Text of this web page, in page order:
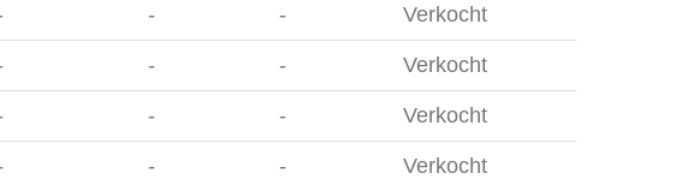
- - Verkocht
- - Verkocht
- - Verkocht
- - Verkocht